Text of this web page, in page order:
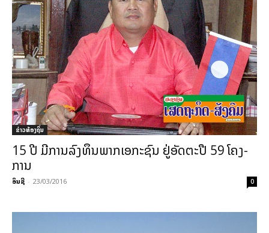
ຂ່າວທ້ອງຖິ່ນ
15 ປີ ມີ​ການ​ລົງ­ທຶນ​ພາກ​ເອ­ກະ​ຊົນ ຢູ່​ອັດ​ຕະ​ປື 59 ໂຄງ­
ການ
ອິນຊີ - 23/03/2016 0